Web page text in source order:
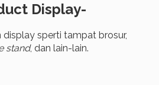
Display-
display sperti tampat brosur,
stand, dan lain-lain.